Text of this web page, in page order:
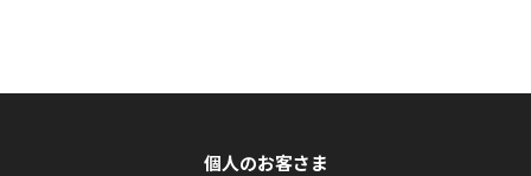
個人のお客さま